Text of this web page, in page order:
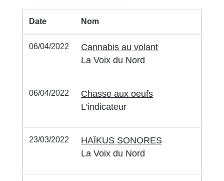
Date Nom
06/04/2022
Cannabis au volant
La Voix du Nord
06/04/2022
Chasse aux oeufs
L'indicateur
23/03/2022
HAÏKUS SONORES
La Voix du Nord